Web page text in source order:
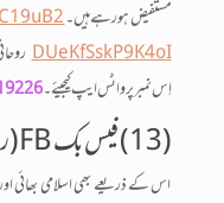
مستفیض ہو رہے ہیں۔
DUeKfSskP9K4oI
اِ س نمبر پر واٹس ایپ کیجیئے۔ wa.me/
(13) فیس بک FB(روحانی علاج و استخارہ ) :
اس کے ذریعے بھی اسلامی بھائی اور